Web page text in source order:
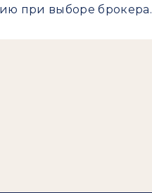
при выборе брокера.